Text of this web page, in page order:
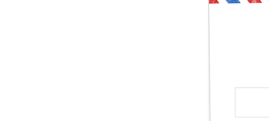
Друг, тогда предлагаю тебе проверить свои
и хвала! Слава твоя навсегда останется на